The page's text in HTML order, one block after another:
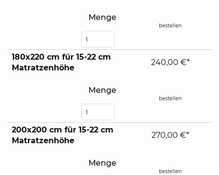
Menge
bestellen
180x220 cm für 15-22 cm
Matratzenhöhe
Menge
240,00 €*
bestellen
200x200 cm für 15-22 cm
Matratzenhöhe
Menge
270,00 €*
bestellen